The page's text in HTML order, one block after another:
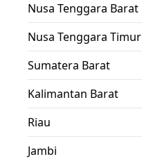
Nusa Tenggara Barat
Nusa Tenggara Timur
Sumatera Barat
Kalimantan Barat
Riau
Jambi